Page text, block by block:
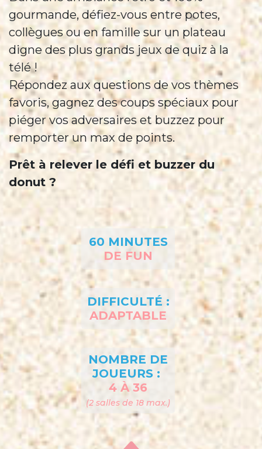
gourmande, défiez-vous entre potes,
collègues ou en famille sur un plateau
digne des plus grands jeux de quiz à la
télé !
Répondez aux questions de vos thèmes
favoris, gagnez des coups spéciaux pour
piéger vos adversaires et buzzez pour
remporter un max de points.
Prêt à relever le défi et buzzer du
donut ?
60 MINUTES
DE FUN
DIFFICULTÉ :
ADAPTABLE
NOMBRE DE
JOUEURS :
4 À 36
(2 salles de 18 max.)